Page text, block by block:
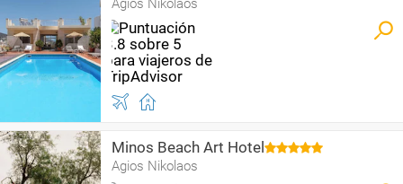
Agios Nikolaos
Minos Beach Art Hotel
Agios Nikolaos